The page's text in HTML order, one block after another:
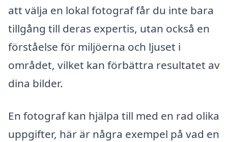
att välja en lokal fotograf får du inte bara
tillgång till deras expertis, utan också en
förståelse för miljöerna och ljuset i
området, vilket kan förbättra resultatet av
dina bilder.
En fotograf kan hjälpa till med en rad olika
uppgifter, här är några exempel på vad en